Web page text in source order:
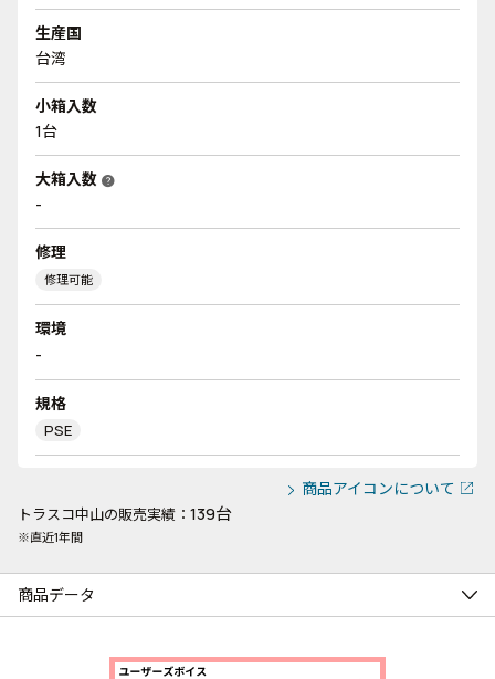
生産国
台湾
小箱入数
1台
大箱入数 help
-
修理
修理可能
環境
-
規格
PSE
商品アイコンについて
トラスコ中山の販売実績： 139台
※直近1年間
商品データ